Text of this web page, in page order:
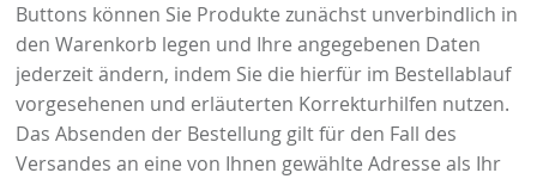
Buttons können Sie Produkte zunächst unverbindlich in
den Warenkorb legen und Ihre angegebenen Daten
jederzeit ändern, indem Sie die hierfür im Bestellablauf
vorgesehenen und erläuterten Korrekturhilfen nutzen.
Das Absenden der Bestellung gilt für den Fall des
Versandes an eine von Ihnen gewählte Adresse als Ihr